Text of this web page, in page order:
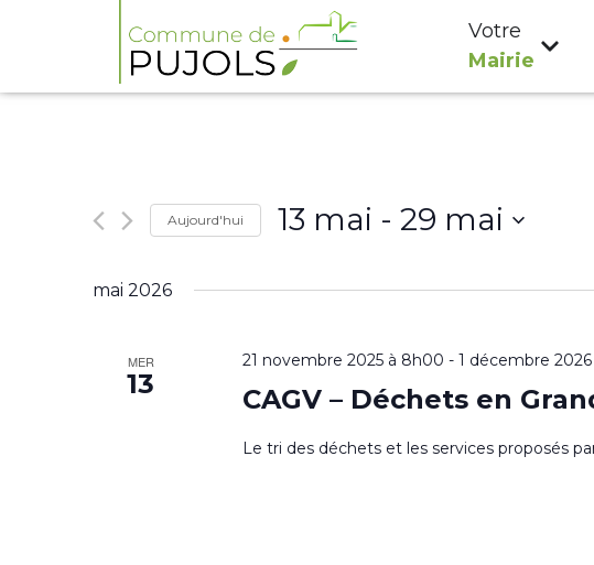
Votre
Mairie
Aujourd'hui 13 mai - 29 mai
une
mai 2026
MER
13
21 novembre 2025 à 8h00 - 1 décembre
CAGV – Déchets en
Le tri des déchets et les services proposés